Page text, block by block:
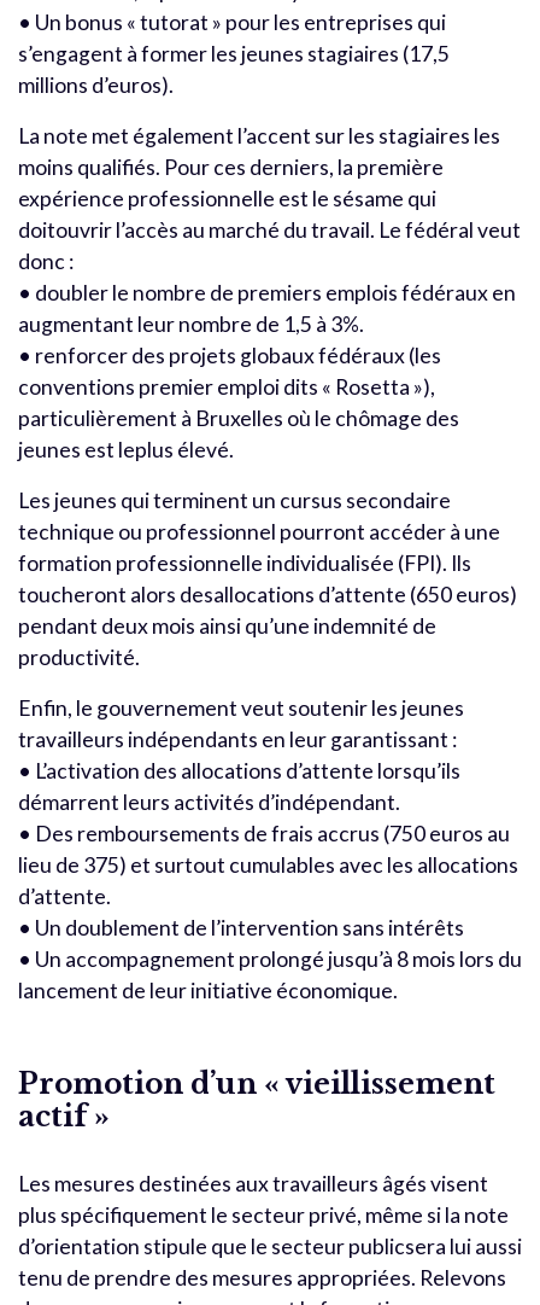
• Un bonus « tutorat » pour les entreprises qui
s’engagent à former les jeunes stagiaires (17,5
millions d’euros).
La note met également l’accent sur les stagiaires les
moins qualifiés. Pour ces derniers, la première
expérience professionnelle est le sésame qui
doitouvrir l’accès au marché du travail. Le fédéral veut
donc :
• doubler le nombre de premiers emplois fédéraux en
augmentant leur nombre de 1,5 à 3%.
• renforcer des projets globaux fédéraux (les
conventions premier emploi dits « Rosetta »),
particulièrement à Bruxelles où le chômage des
jeunes est leplus élevé.
Les jeunes qui terminent un cursus secondaire
technique ou professionnel pourront accéder à une
formation professionnelle individualisée (FPI). Ils
toucheront alors desallocations d’attente (650 euros)
pendant deux mois ainsi qu’une indemnité de
productivité.
Enfin, le gouvernement veut soutenir les jeunes
travailleurs indépendants en leur garantissant :
• L’activation des allocations d’attente lorsqu’ils
démarrent leurs activités d’indépendant.
• Des remboursements de frais accrus (750 euros au
lieu de 375) et surtout cumulables avec les allocations
d’attente.
• Un doublement de l’intervention sans intérêts
• Un accompagnement prolongé jusqu’à 8 mois lors du
lancement de leur initiative économique.
Promotion d’un « vieillissement
actif »
Les mesures destinées aux travailleurs âgés visent
plus spécifiquement le secteur privé, même si la note
d’orientation stipule que le secteur publicsera lui aussi
tenu de prendre des mesures appropriées. Relevons